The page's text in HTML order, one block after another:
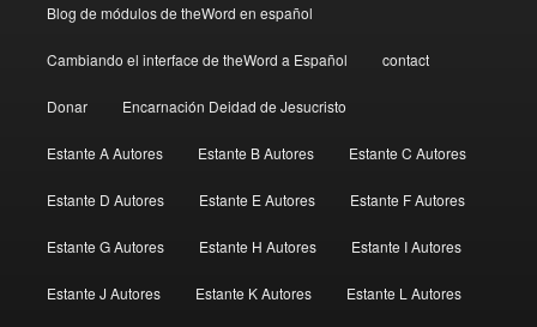
Blog de módulos de theWord en español
Cambiando el interface de theWord a Español contact
Donar Encarnación Deidad de Jesucristo
Estante A Autores Estante B Autores Estante C Autores
Estante D Autores Estante E Autores Estante F Autores
Estante G Autores Estante H Autores Estante I Autores
Estante J Autores Estante K Autores Estante L Autores